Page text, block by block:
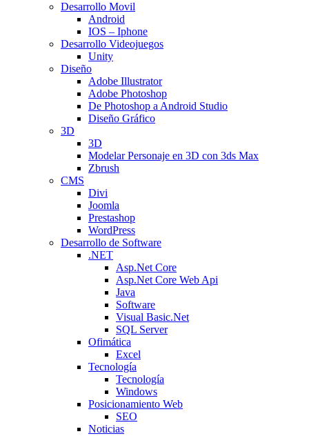
Desarrollo Movil
Android
IOS – Iphone
Desarrollo Videojuegos
Unity
Diseño
Adobe Illustrator
Adobe Photoshop
De Photoshop a Android Studio
Diseño Gráfico
3D
3D
Modelar Personaje en 3D con 3ds Max
Zbrush
CMS
Divi
Joomla
Prestashop
WordPress
Desarrollo de Software
.NET
Asp.Net Core
Asp.Net Core Web Api
Java
Software
Visual Basic.Net
SQL Server
Ofimática
Excel
Tecnología
Tecnología
Windows
Posicionamiento Web
SEO
Noticias